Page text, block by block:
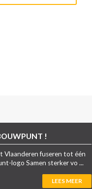
!
Vlaanderen fuseren tot één
logo Samen sterker vo ...
LEES MEER